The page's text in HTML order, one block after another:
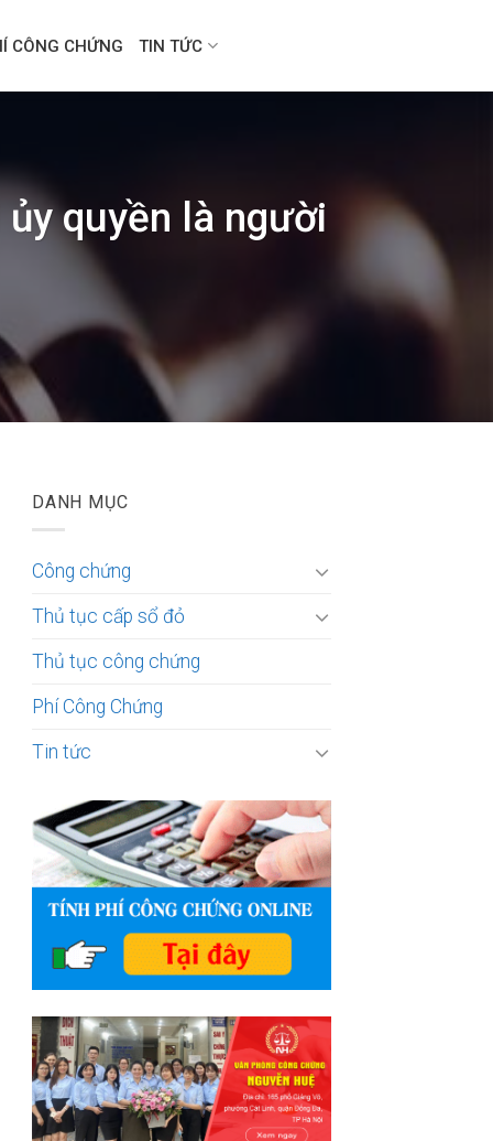
CÔNG CHỨNG TIN TỨC
quyền là người
DANH MỤC
Công chứng
Thủ tục cấp sổ đỏ
Thủ tục công chứng
Phí Công Chứng
Tin tức